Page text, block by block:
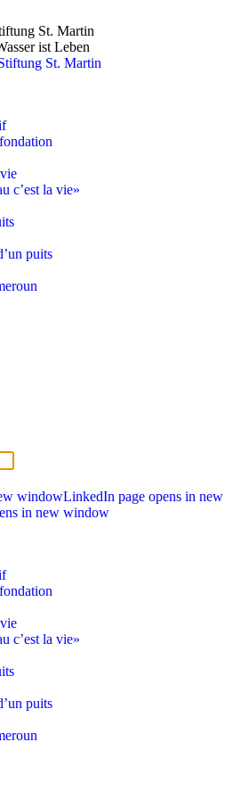
St. Martin
ist Leben
c’est la vie»
puits
windowLinkedIn page opens in new
in new window
c’est la vie»
puits